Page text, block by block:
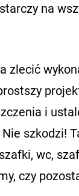
na
zlecić
i
szkodzi!
wc,
czy